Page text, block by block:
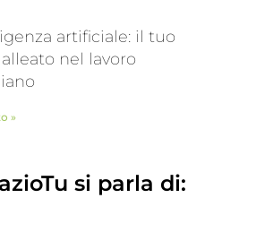
artificiale: il tuo
nel lavoro
»
si parla di: